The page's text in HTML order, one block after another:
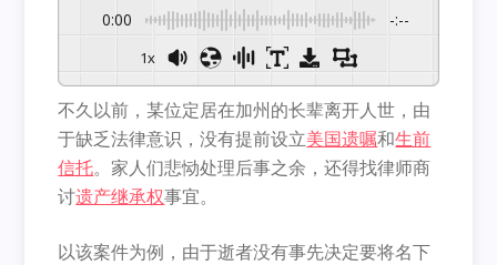
0:00 -:--
1x
不久以前，某位定居在加州的长辈离开人世，由
于缺乏法律意识，没有提前设立美国遗嘱和生前
信托。家人们悲恸处理后事之余，还得找律师商
讨遗产继承权事宜。
以该案件为例，由于逝者没有事先决定要将名下